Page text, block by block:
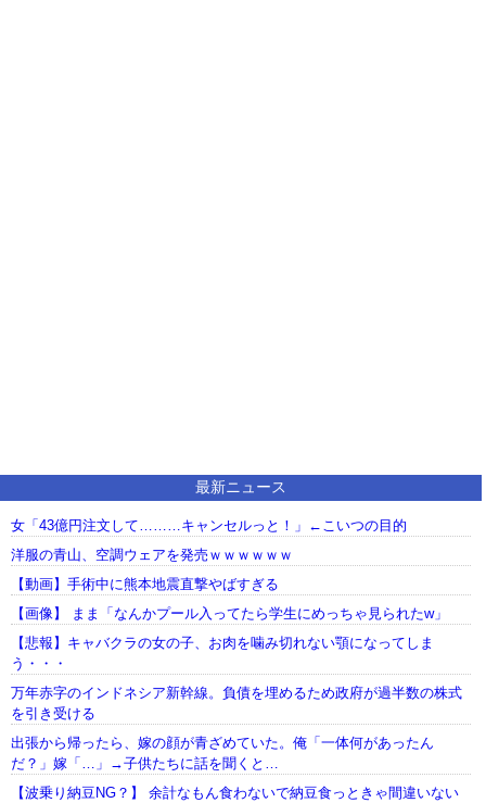
最新ニュース
女「43億円注文して………キャンセルっと！」←こいつの目的
洋服の青山、空調ウェアを発売ｗｗｗｗｗｗ
【動画】手術中に熊本地震直撃やばすぎる
【画像】 まま「なんかプール入ってたら学生にめっちゃ見られたw」
【悲報】キャバクラの女の子、お肉を噛み切れない顎になってしま
う・・・
万年赤字のインドネシア新幹線。負債を埋めるため政府が過半数の株式
を引き受ける
出張から帰ったら、嫁の顔が青ざめていた。俺「一体何があったん
だ？」嫁「…」→子供たちに話を聞くと…
【波乗り納豆NG？】 余計なもん食わないで納豆食っときゃ間違いない